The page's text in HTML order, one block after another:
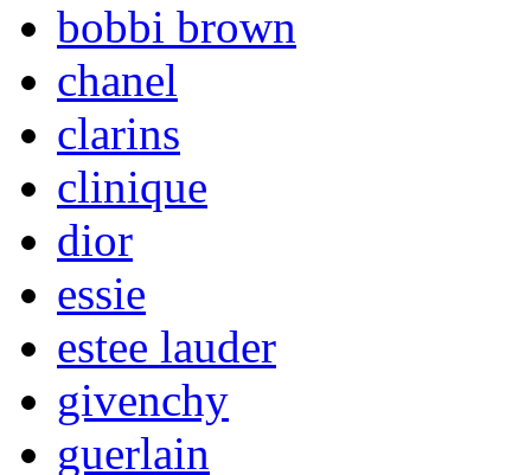
bobbi brown
chanel
clarins
clinique
dior
essie
estee lauder
givenchy
guerlain